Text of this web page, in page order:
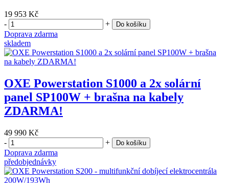
19 953 Kč
-
+ Do košíku
Doprava zdarma
skladem
OXE Powerstation S1000 a 2x solární
panel SP100W + brašna na kabely
ZDARMA!
49 990 Kč
-
+ Do košíku
Doprava zdarma
předobjednávky